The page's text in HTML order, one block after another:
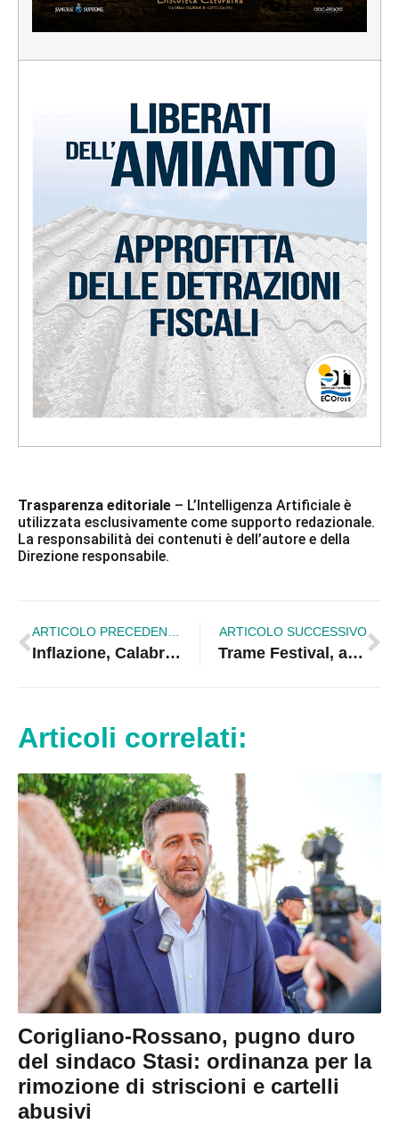
Trasparenza editoriale – L’Intelligenza Artificiale è
utilizzata esclusivamente come supporto redazionale.
La responsabilità dei contenuti è dell’autore e della
Direzione responsabile.
Inflazione, Calabria prima in Italia per aumento dei prezzi
ARTICOLO SUCCESSIVO
Trame Festival, al via la quindicesima edizione a Lamezia Terme
Articoli correlati:
Corigliano-Rossano, pugno duro
del sindaco Stasi: ordinanza per la
rimozione di striscioni e cartelli
abusivi